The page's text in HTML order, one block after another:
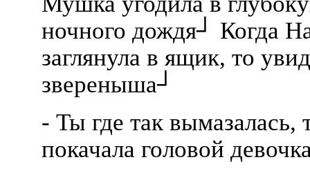
ночного дождя┘ Когда
заглянула в ящик, то
звереныша┘
- Ты где так вымазалась,
покачала головой